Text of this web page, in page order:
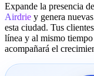
Expande la presencia
Airdrie y genera
esta ciudad. Tus
línea y al mismo
acompañará el